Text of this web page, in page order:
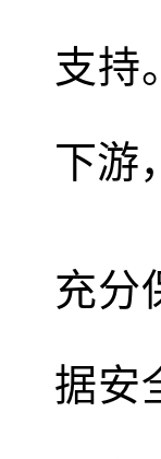
支持
下游
充分
据安